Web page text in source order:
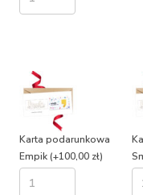
Karta podarunkowa
Empik(+100,00 zł)